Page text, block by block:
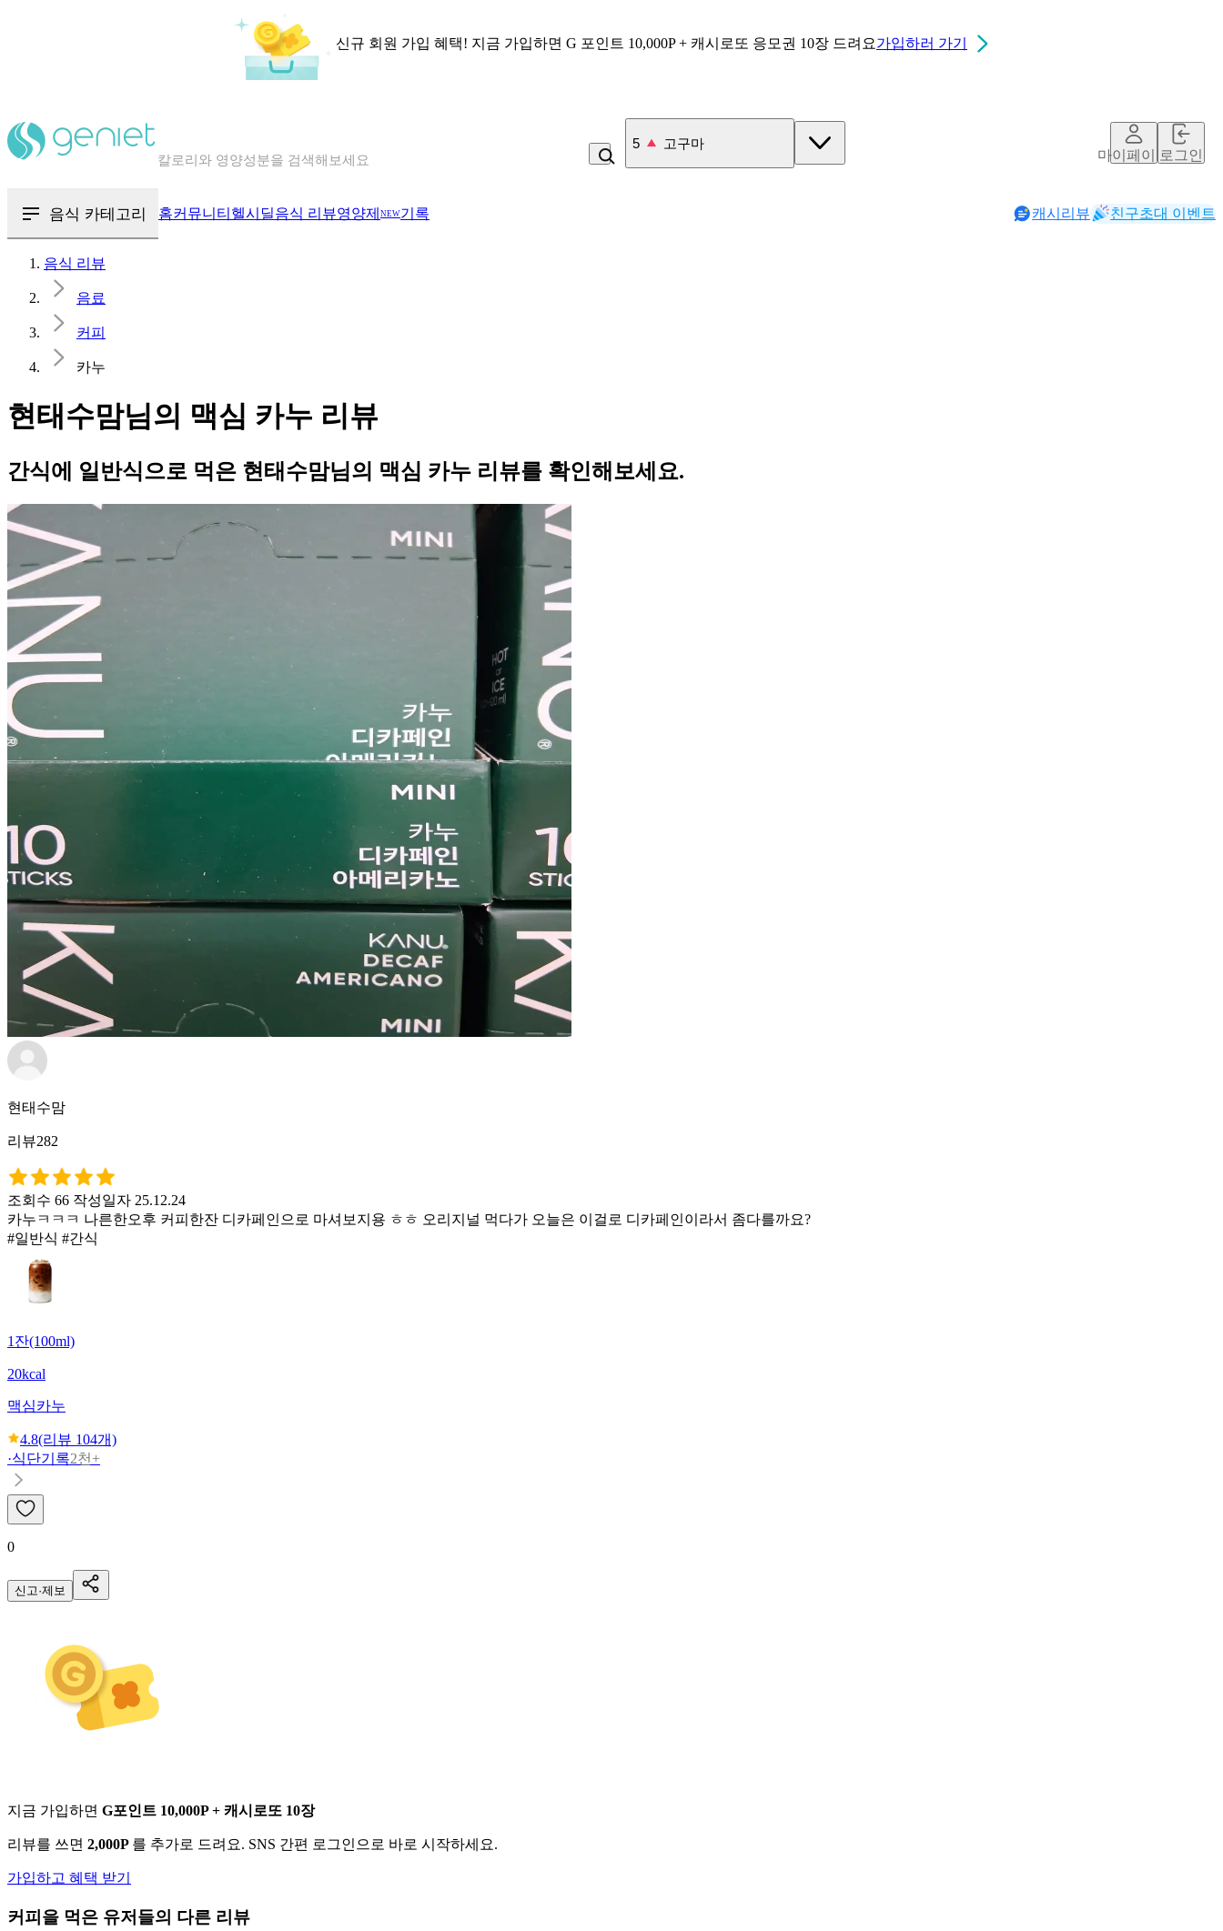
신규 회원 가입 혜택! 지금 가입하면 G 포인트 10,000P + 캐시로또 응모권 10장 드려요가입하러 가기
혈당 · 다이어트 음식 검색해보세요
6 김치
마이페이지로그인
음식 카테고리 홈커뮤니티 헬시딜음식 리뷰영양제 NEW기록 캐시리뷰 친구초대 이벤트
음식 리뷰
음료
커피
카누
현태수맘님의 맥심 카누 리뷰
간식에 일반식으로 먹은 현태수맘님의 맥심 카누 리뷰를 확인해보세요.
현태수맘
리뷰282
조회수 66 작성일자 25.12.24
카누ㅋㅋㅋ 나른한오후 커피한잔 디카페인으로 마셔보지용 ㅎㅎ 오리지널 먹다가 오늘은 이걸로 디카페인이라서 좀다를까요?
#일반식 #간식
1잔(100ml)
20kcal
맥심카누
4.8(리뷰 104개)
·식단기록2천+
0
신고·제보
지금 가입하면 G포인트 10,000P + 캐시로또 10장
리뷰를 쓰면 2,000P 를 추가로 드려요. SNS 간편 로그인으로 바로 시작하세요.
가입하고 혜택 받기
커피 을 먹은 유저들의 다른 리뷰